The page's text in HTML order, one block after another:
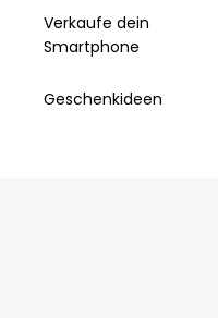
Verkaufe dein
Smartphone
Geschenkideen